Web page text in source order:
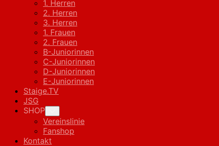
1. Herren
2. Herren
3. Herren
1. Frauen
2. Frauen
B-Juniorinnen
C-Juniorinnen
D-Juniorinnen
E-Juniorinnen
Staige.TV
JSG
SHOP
Child
Menu
Vereinslinie
Fanshop
Kontakt